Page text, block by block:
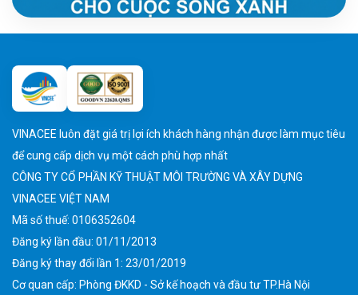
VINACEE luôn đặt giá trị lợi ích khách hàng nhận được làm mục tiêu
để cung cấp dịch vụ một cách phù hợp nhất
CÔNG TY CỔ PHẦN KỸ THUẬT MÔI TRƯỜNG VÀ XÂY DỰNG
VINACEE VIỆT NAM
Mã số thuế: 0106352604
Đăng ký lần đầu: 01/11/2013
Đăng ký thay đổi lần 1: 23/01/2019
Cơ quan cấp: Phòng ĐKKD - Sở kế hoạch và đầu tư TP.Hà Nội